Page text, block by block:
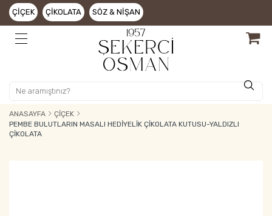
ÇIÇEK ÇIKOLATA SÖZ & NIŞAN
ANASAYFA
ÇIÇEK
PEMBE BULUTLARIN MASALI HEDIYELIK ÇIKOLATA KUTUSU-YALDIZLI
ÇIKOLATA